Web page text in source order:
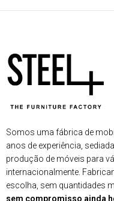
Somos uma fábrica de
anos de experiência,
produção de móveis para
internacionalmente.
escolha, sem quantidades
sem compromisso ainda